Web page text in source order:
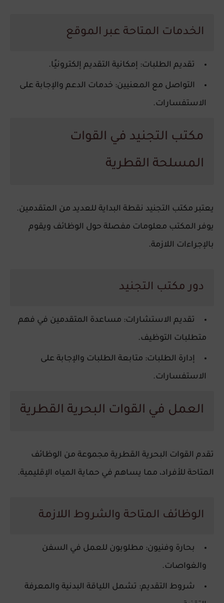
الخدمات المتاحة عبر الموقع
تقديم الطلبات: إمكانية التقديم إلكترونيًا.
التواصل مع المعنيين: خدمات الدعم والإجابة على
الاستفسارات.
مكتب التجنيد في القوات
المسلحة القطرية
يعتبر مكتب التجنيد نقطة البداية للعديد من المتقدمين.
يوفر المكتب معلومات مفصلة حول الوظائف ويقوم
بالإجراءات اللازمة.
دور مكتب التجنيد
تقديم الاستشارات: مساعدة المتقدمين في فهم
متطلبات التوظيف.
إدارة الطلبات: متابعة الطلبات والإجابة على
الاستفسارات.
العمل في القوات البحرية القطرية
تقدم القوات البحرية القطرية مجموعة من الوظائف
المتاحة للأفراد، مما يساهم في حماية المياه الإقليمية.
الوظائف المتاحة والشروط اللازمة
بحارة وفنيون: مطلوبون للعمل في السفن
والغواصات.
شروط التقديم: تشمل اللياقة البدنية والمعرفة